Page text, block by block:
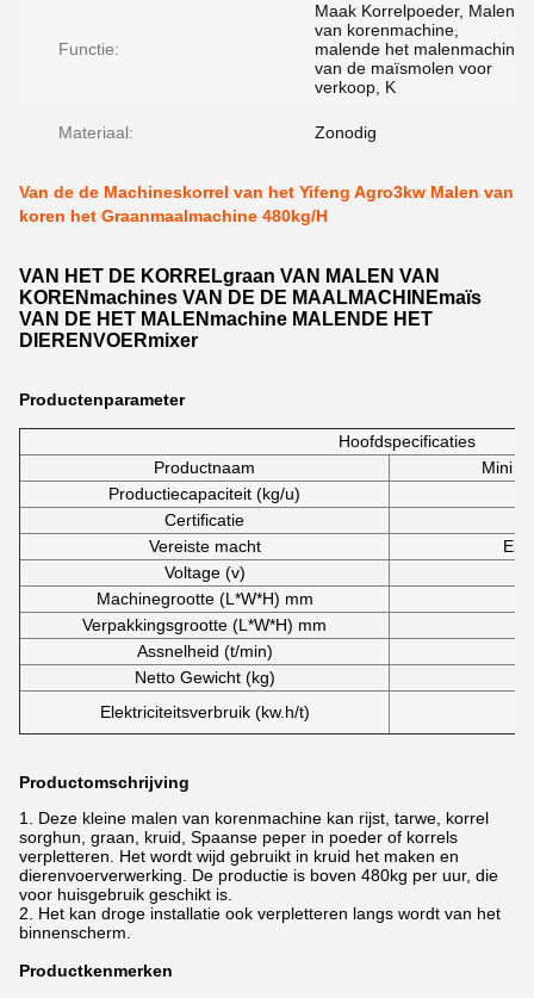
Functie:
Maak Korrelpoeder, Malen
van korenmachine,
malende het malenmachine
van de maïsmolen voor
verkoop, K
Materiaal: Zonodig
Van de de Machineskorrel van het Yifeng Agro3kw Malen van
koren het Graanmaalmachine 480kg/H
VAN HET DE KORRELgraan VAN MALEN VAN
KORENmachines VAN DE DE MAALMACHINEmaïs
VAN DE HET MALENmachine MALENDE HET
DIERENVOERmixer
Productenparameter
Hoofdspecificaties
Productnaam
Mini
Productiecapaciteit (kg/u)
Certificatie
Vereiste macht
Voltage (v)
Machinegrootte (L*W*H) mm
Verpakkingsgrootte (L*W*H) mm
Assnelheid (t/min)
Netto Gewicht (kg)
Elektriciteitsverbruik (kw.h/t)
Productomschrijving
1. Deze kleine malen van korenmachine kan rijst, tarwe, korrel
sorghun, graan, kruid, Spaanse peper in poeder of korrels
verpletteren. Het wordt wijd gebruikt in kruid het maken en
dierenvoerverwerking. De productie is boven 480kg per uur, die
voor huisgebruik geschikt is.
2. Het kan droge installatie ook verpletteren langs wordt van het
binnenscherm.
Productkenmerken